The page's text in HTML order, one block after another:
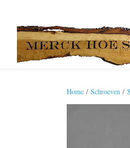
Home /Schroeven /